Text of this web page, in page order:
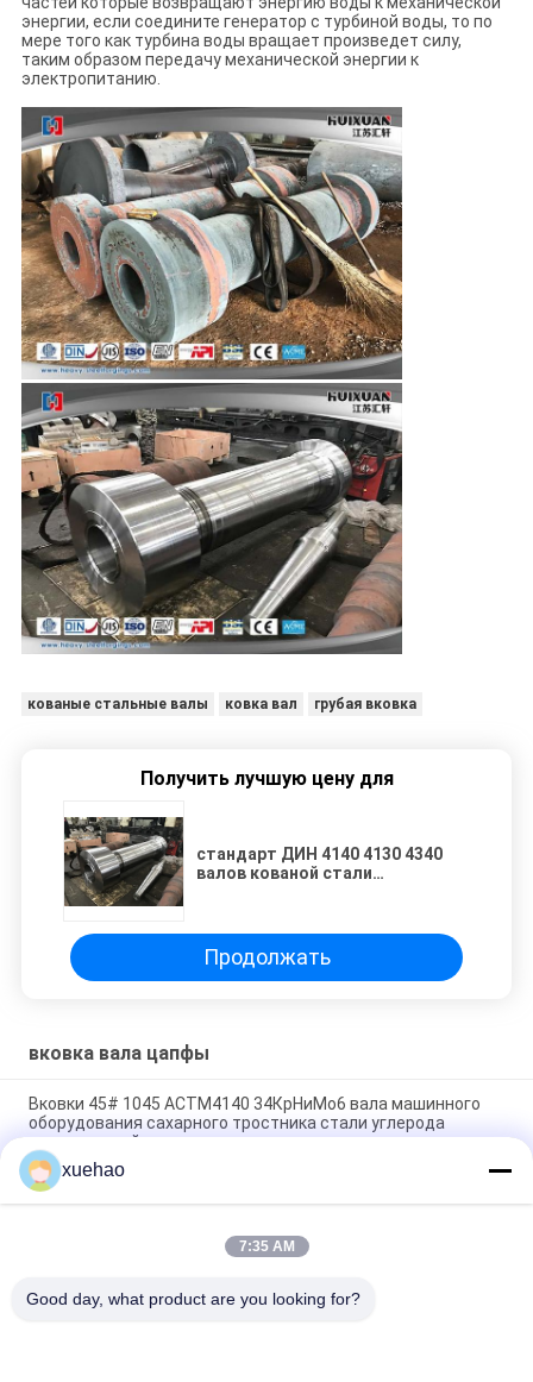
энергии, если соедините генератор с турбиной воды, то по
мере того как турбина воды вращает произведет силу,
таким образом передачу механической энергии к
электропитанию.
кованые стальные валы ковка вал грубая вковка
Получить лучшую цену для
стандарт ДИН 4140 4130 4340
валов кованой стали
Продолжать
вковка вала цапфы
Вковки 45# 1045 АСТМ4140 34КрНиМо6 вала машинного
оборудования сахарного тростника стали углерода
легированной стали
крен вала 18КрНиМо7-6 20КрМнМо 42КрМо 35КрМо, части
машинного оборудования валов кованой стали
АСТМ 4140 4130 вковка вала цапфы 42КрМо 17КрНиМо6,
xuehao
7:35 AM
Good day, what product are you looking for?